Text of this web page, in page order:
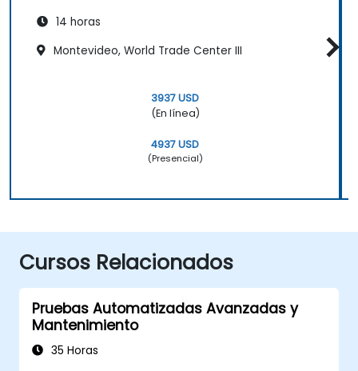
14 horas
Montevideo, World Trade Center III
3937 USD
(En línea)
4937 USD
(Presencial)
Cursos Relacionados
Pruebas Automatizadas Avanzadas y
Mantenimiento
35 Horas